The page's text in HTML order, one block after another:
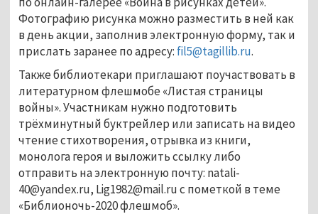
Фотографию рисунка можно разместить в ней как
в день акции, заполнив электронную форму, так и
прислать заранее по адресу: fil5@tagillib.ru.
Также библиотекари приглашают поучаствовать в
литературном флешмобе «Листая страницы
войны». Участникам нужно подготовить
трёхминутный буктрейлер или записать на видео
чтение стихотворения, отрывка из книги,
монолога героя и выложить ссылку либо
отправить на электронную почту: natali-
40@yandex.ru, Lig1982@mail.ru с пометкой в теме
«Библионочь-2020 флешмоб».